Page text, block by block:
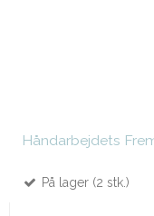
Håndarbejdets
På lager (2 stk.)